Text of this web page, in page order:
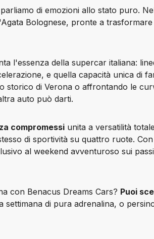
di emozioni allo stato puro.
Bolognese, pronte a
l'essenza della supercar italiana:
e quella capacità unica di
storico di Verona o affrontando le
auto può darti.
compromessi unita a versatilità
di sportività su quattro ruote.
al weekend avventuroso sui
con Benacus Dreams Cars? Puoi
di pura adrenalina, o